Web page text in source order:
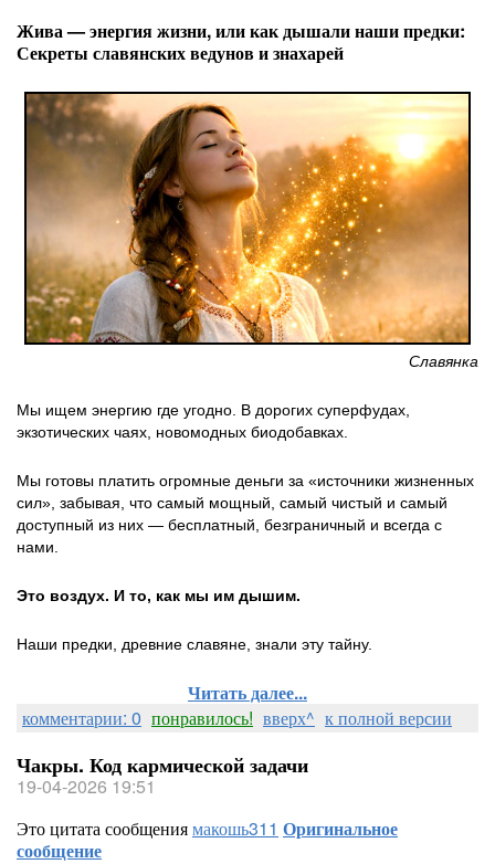
Жива — энергия жизни, или как дышали наши предки:
Секреты славянских ведунов и знахарей
Славянка
Мы ищем энергию где угодно. В дорогих суперфудах,
экзотических чаях, новомодных биодобавках.
Мы готовы платить огромные деньги за «источники жизненных
сил», забывая, что самый мощный, самый чистый и самый
доступный из них — бесплатный, безграничный и всегда с
нами.
Это воздух. И то, как мы им дышим.
Наши предки, древние славяне, знали эту тайну.
Читать далее...
комментарии: 0 понравилось! вверх^ к полной версии
Чакры. Код кармической задачи
19-04-2026 19:51
Это цитата сообщениямакошь311 Оригинальное
сообщение